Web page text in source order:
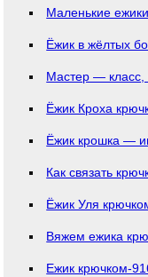
Маленькие
Ёжик в жёлтых
Мастер — класс,
Ёжик Кроха
Ёжик крошка —
Как связать
Ёжик Уля
Вяжем ежика
Ежик крючком-